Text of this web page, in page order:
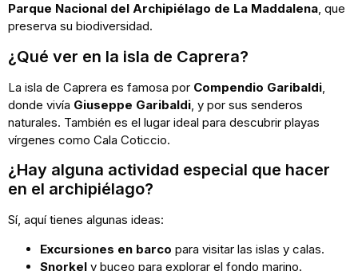
Parque Nacional del Archipiélago de La Maddalena, que
preserva su biodiversidad.
¿Qué ver en la isla de Caprera?
La isla de Caprera es famosa por Compendio Garibaldi
donde vivía Giuseppe Garibaldi , y por sus senderos
naturales. También es el lugar ideal para descubrir playas
vírgenes como Cala Coticcio.
¿Hay alguna actividad especial que hacer
en el archipiélago?
Sí, aquí tienes algunas ideas:
Excursiones en barco para visitar las islas y calas.
Snorkel y buceo para explorar el fondo marino.